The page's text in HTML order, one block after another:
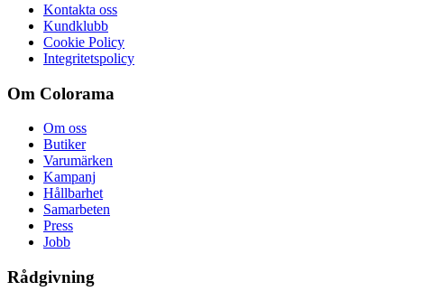
Kontakta oss
Kundklubb
Cookie Policy
Integritetspolicy
Om Colorama
Om oss
Butiker
Varumärken
Kampanj
Hållbarhet
Samarbeten
Press
Jobb
Rådgivning